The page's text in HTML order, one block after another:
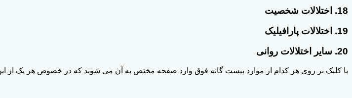
18. اختلالات شخصیت
19. اختلالات پارافیلیک
20. سایر اختلالات روانی
با کلیک بر روی هر کدام از موارد بیست گانه فوق وارد صفحه مختص به آن می شوید که در خصوص هر یک از